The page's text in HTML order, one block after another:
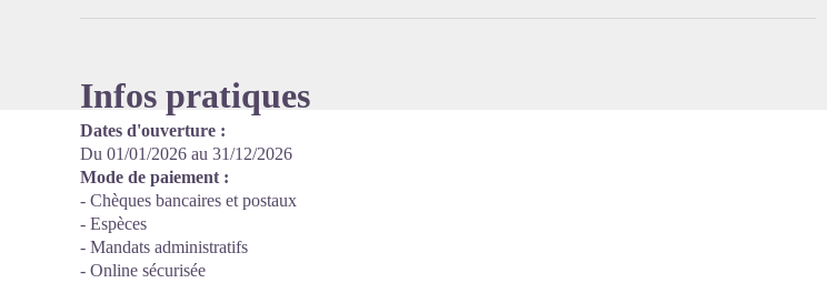
Infos pratiques
Dates d'ouverture :
Du 01/01/2026 au 31/12/2026
Mode de paiement :
- Chèques bancaires et postaux
- Espèces
- Mandats administratifs
- Online sécurisée